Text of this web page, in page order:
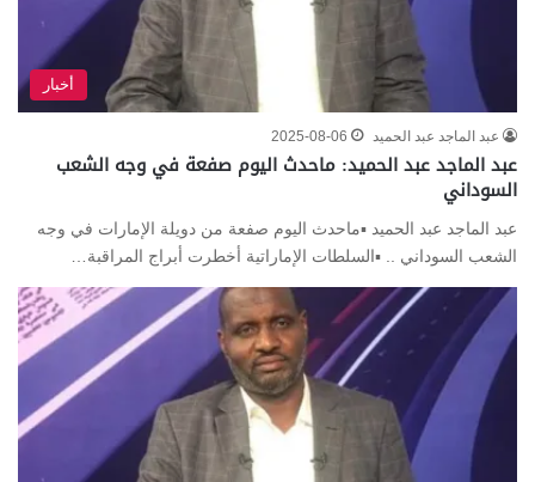
أخبار
عبد الماجد عبد الحميد 2025-08-06
عبد الماجد عبد الحميد: ماحدث اليوم صفعة في وجه الشعب
السوداني
عبد الماجد عبد الحميد ▪️ماحدث اليوم صفعة من دويلة الإمارات في وجه
الشعب السوداني .. ▪️السلطات الإماراتية أخطرت أبراج المراقبة…